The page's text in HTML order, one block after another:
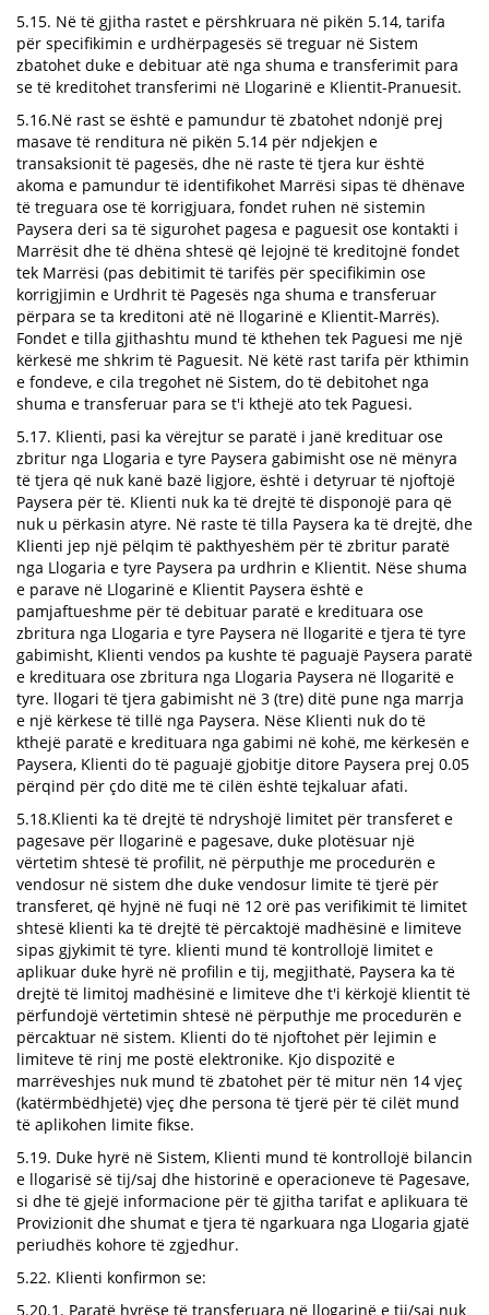
5.15. Në të gjitha rastet e përshkruara në pikën 5.14, tarifa
për specifikimin e urdhërpagesës së treguar në Sistem
zbatohet duke e debituar atë nga shuma e transferimit para
se të kreditohet transferimi në Llogarinë e Klientit-Pranuesit.
5.16.Në rast se është e pamundur të zbatohet ndonjë prej
masave të renditura në pikën 5.14 për ndjekjen e
transaksionit të pagesës, dhe në raste të tjera kur është
akoma e pamundur të identifikohet Marrësi sipas të dhënave
të treguara ose të korrigjuara, fondet ruhen në sistemin
Paysera deri sa të sigurohet pagesa e paguesit ose kontakti i
Marrësit dhe të dhëna shtesë që lejojnë të kreditojnë fondet
tek Marrësi (pas debitimit të tarifës për specifikimin ose
korrigjimin e Urdhrit të Pagesës nga shuma e transferuar
përpara se ta kreditoni atë në llogarinë e Klientit-Marrës).
Fondet e tilla gjithashtu mund të kthehen tek Paguesi me një
kërkesë me shkrim të Paguesit. Në këtë rast tarifa për kthimin
e fondeve, e cila tregohet në Sistem, do të debitohet nga
shuma e transferuar para se t'i kthejë ato tek Paguesi.
5.17. Klienti, pasi ka vërejtur se paratë i janë kredituar ose
zbritur nga Llogaria e tyre Paysera gabimisht ose në mënyra
të tjera që nuk kanë bazë ligjore, është i detyruar të njoftojë
Paysera për të. Klienti nuk ka të drejtë të disponojë para që
nuk u përkasin atyre. Në raste të tilla Paysera ka të drejtë, dhe
Klienti jep një pëlqim të pakthyeshëm për të zbritur paratë
nga Llogaria e tyre Paysera pa urdhrin e Klientit. Nëse shuma
e parave në Llogarinë e Klientit Paysera është e
pamjaftueshme për të debituar paratë e kredituara ose
zbritura nga Llogaria e tyre Paysera në llogaritë e tjera të tyre
gabimisht, Klienti vendos pa kushte të paguajë Paysera paratë
e kredituara ose zbritura nga Llogaria Paysera në llogaritë e
tyre. llogari të tjera gabimisht në 3 (tre) ditë pune nga marrja
e një kërkese të tillë nga Paysera. Nëse Klienti nuk do të
kthejë paratë e kredituara nga gabimi në kohë, me kërkesën e
Paysera, Klienti do të paguajë gjobitje ditore Paysera prej 0.05
përqind për çdo ditë me të cilën është tejkaluar afati.
5.18.Klienti ka të drejtë të ndryshojë limitet për transferet e
pagesave për llogarinë e pagesave, duke plotësuar një
vërtetim shtesë të profilit, në përputhje me procedurën e
vendosur në sistem dhe duke vendosur limite të tjerë për
transferet, që hyjnë në fuqi në 12 orë pas verifikimit të limitet
shtesë klienti ka të drejtë të përcaktojë madhësinë e limiteve
sipas gjykimit të tyre. klienti mund të kontrollojë limitet e
aplikuar duke hyrë në profilin e tij, megjithatë, Paysera ka të
drejtë të limitoj madhësinë e limiteve dhe t'i kërkojë klientit të
përfundojë vërtetimin shtesë në përputhje me procedurën e
përcaktuar në sistem. Klienti do të njoftohet për lejimin e
limiteve të rinj me postë elektronike. Kjo dispozitë e
marrëveshjes nuk mund të zbatohet për të mitur nën 14 vjeç
(katërmbëdhjetë) vjeç dhe persona të tjerë për të cilët mund
të aplikohen limite fikse.
5.19. Duke hyrë në Sistem, Klienti mund të kontrollojë bilancin
e llogarisë së tij/saj dhe historinë e operacioneve të Pagesave,
si dhe të gjejë informacione për të gjitha tarifat e aplikuara të
Provizionit dhe shumat e tjera të ngarkuara nga Llogaria gjatë
periudhës kohore të zgjedhur.
5.22. Klienti konfirmon se:
5.20.1. Paratë hyrëse të transferuara në llogarinë e tij/saj nuk